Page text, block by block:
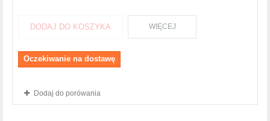
DODAJ DO KOSZYKA WIĘCEJ
Oczekiwanie na dostawę
Dodaj do porówania